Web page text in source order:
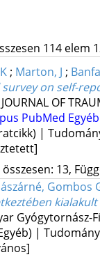
114 elem
; Marton, J ;
survey on self-
OF
PubMed
|
13,
Gombos
Gyógytornász-
|